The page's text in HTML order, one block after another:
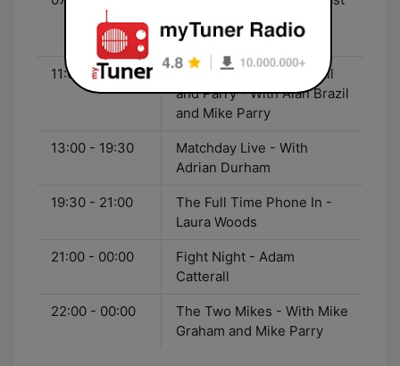
- With Georgie Bingham
and Tony Cascarino
11:00 - 13:00
The Warm-Up with Brazil
and Parry - With Alan Brazil
and Mike Parry
13:00 - 19:30
Matchday Live - With
Adrian Durham
19:30 - 21:00
The Full Time Phone In -
Laura Woods
21:00 - 00:00
Fight Night - Adam
Catterall
22:00 - 00:00
The Two Mikes - With Mike
Graham and Mike Parry